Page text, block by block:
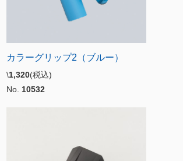
カラーグリップ2（ブルー）
\1,320(税込)
No. 10532